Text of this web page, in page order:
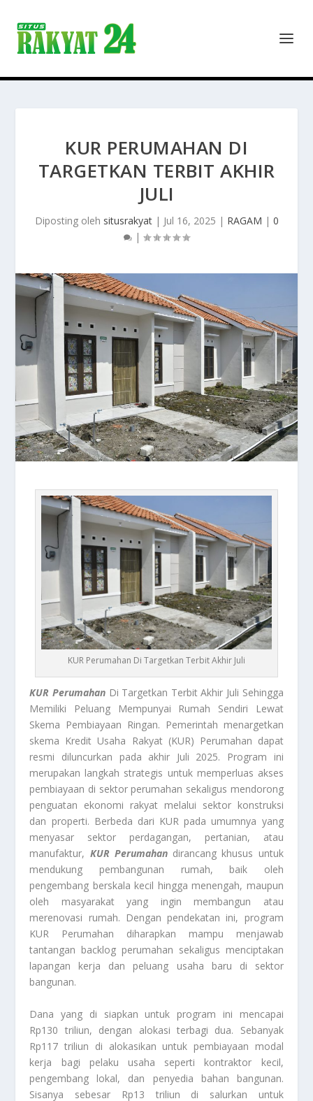
KUR PERUMAHAN DI
TARGETKAN TERBIT AKHIR
JULI
Diposting oleh situsrakyat| Jul 16, 2025 | RAGAM | 0
|
KUR Perumahan Di Targetkan Terbit Akhir Juli
KUR Perumahan Di Targetkan Terbit Akhir Juli Sehingga
Memiliki Peluang Mempunyai Rumah Sendiri Lewat
Skema Pembiayaan Ringan. Pemerintah menargetkan
skema Kredit Usaha Rakyat (KUR) Perumahan dapat
resmi diluncurkan pada akhir Juli 2025. Program ini
merupakan langkah strategis untuk memperluas akses
pembiayaan di sektor perumahan sekaligus mendorong
penguatan ekonomi rakyat melalui sektor konstruksi
dan properti. Berbeda dari KUR pada umumnya yang
menyasar sektor perdagangan, pertanian, atau
manufaktur, KUR Perumahandirancang khusus untuk
mendukung pembangunan rumah, baik oleh
pengembang berskala kecil hingga menengah, maupun
oleh masyarakat yang ingin membangun atau
merenovasi rumah. Dengan pendekatan ini, program
KUR Perumahan diharapkan mampu menjawab
tantangan backlog perumahan sekaligus menciptakan
lapangan kerja dan peluang usaha baru di sektor
bangunan.
Dana yang di siapkan untuk program ini mencapai
Rp130 triliun, dengan alokasi terbagi dua. Sebanyak
Rp117 triliun di alokasikan untuk pembiayaan modal
kerja bagi pelaku usaha seperti kontraktor kecil,
pengembang lokal, dan penyedia bahan bangunan.
Sisanya sebesar Rp13 triliun di salurkan untuk